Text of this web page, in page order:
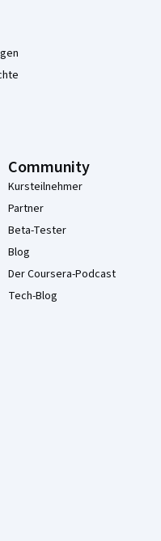
Community
Kursteilnehmer
Partner
Beta-Tester
Blog
Der Coursera-Podcast
Tech-Blog